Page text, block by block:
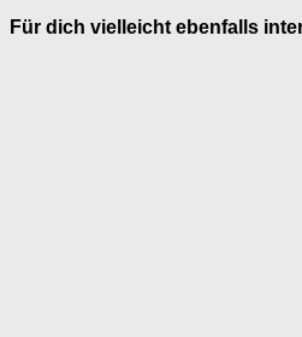
Für dich vielleicht ebenfalls